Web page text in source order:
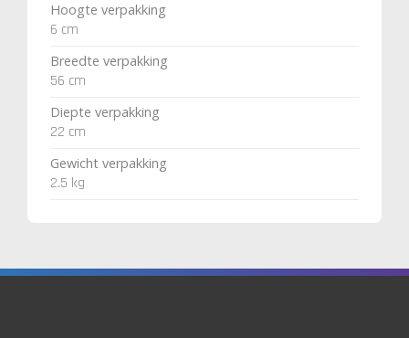
Hoogte verpakking
6 cm
Breedte verpakking
56 cm
Diepte verpakking
22 cm
Gewicht verpakking
2.5 kg